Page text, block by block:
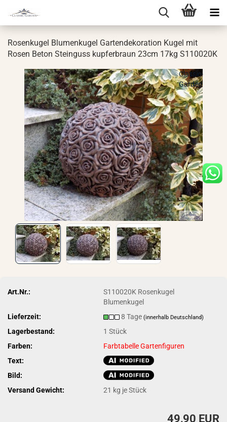
Ro­sen­ku­gel Blu­men­ku­gel Gar­ten­de­ko­ra­ti­on Kugel mit
Rosen Beton Stein­guss kup­fer­braun 23cm 17kg S110020K
Classic-
Garden
Art.Nr.:
S110020K Rosenkugel
Blumenkugel
Lieferzeit:
8 Tage(innerhalb Deutschland)
Lagerbestand: 1Stück
Farben:
Farbtabelle Gartenfiguren
Text:
Bild:
Versand Gewicht:
21 kg je Stück
49,90 EUR